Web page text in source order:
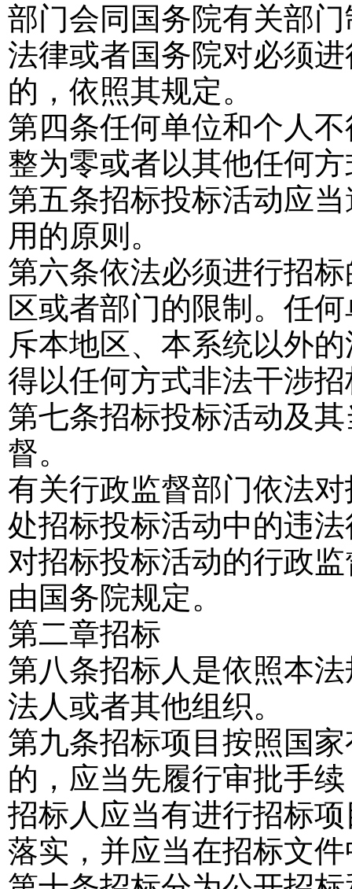
部门会同国务院有关部
法律或者国务院对必须
的，依照其规定。
第四条任何单位和个人
整为零或者以其他任何
第五条招标投标活动应
用的原则。
第六条依法必须进行招
区或者部门的限制。任
斥本地区、本系统以外
得以任何方式非法干涉
第七条招标投标活动及
督。
有关行政监督部门依法
处招标投标活动中的违
对招标投标活动的行政
由国务院规定。
第二章招标
第八条招标人是依照本
法人或者其他组织。
第九条招标项目按照国
的，应当先履行审批手
招标人应当有进行招标
落实，并应当在招标文